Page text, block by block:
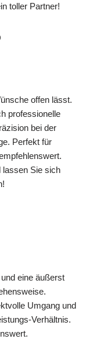
toller Partner!
offen lässt.
professionelle
bei der
Perfekt für
lassen Sie sich
eine äußerst
Umgang und
Verhältnis.